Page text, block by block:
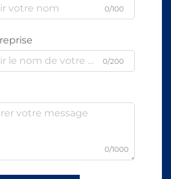
0/100
0/200
0/1000